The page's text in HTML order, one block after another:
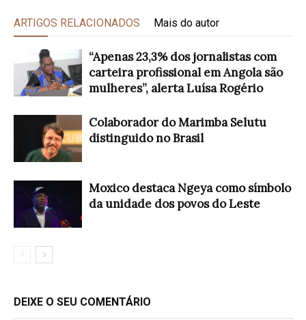
ARTIGOS RELACIONADOS Mais do autor
“Apenas 23,3% dos jornalistas com
carteira profissional em Angola são
mulheres”, alerta Luísa Rogério
Colaborador do Marimba Selutu
distinguido no Brasil
Moxico destaca Ngeya como símbolo
da unidade dos povos do Leste
DEIXE O SEU COMENTÁRIO